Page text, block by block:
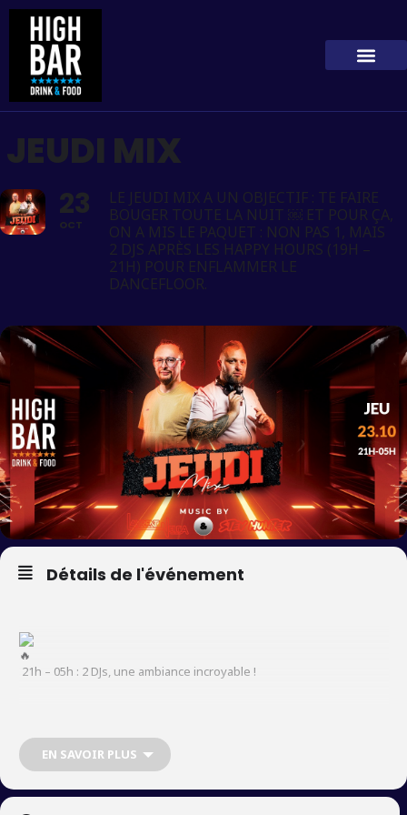
JEUDI MIX
23
OCT
LE JEUDI MIX A UN OBJECTIF : TE FAIRE
BOUGER TOUTE LA NUIT ￼ ET POUR ÇA,
ON A MIS LE PAQUET : NON PAS 1, MAIS
2 DJS APRÈS LES HAPPY HOURS (19H –
21H) POUR ENFLAMMER LE
DANCEFLOOR.
Détails de l'événement
21h – 05h : 2 DJs, une ambiance incroyable !
EN SAVOIR PLUS